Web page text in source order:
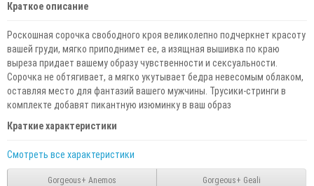
Краткое описание
Роскошная сорочка свободного кроя великолепно подчеркнет красоту
вашей груди, мягко приподнимет ее, а изящная вышивка по краю
выреза придает вашему образу чувственности и сексуальности.
Сорочка не обтягивает, а мягко укутывает бедра невесомым облаком,
оставляя место для фантазий вашего мужчины. Трусики-стринги в
комплекте добавят пикантную изюминку в ваш образ
Краткие характеристики
Смотреть все характеристики
Gorgeous+ Anemos Gorgeous+ Geali